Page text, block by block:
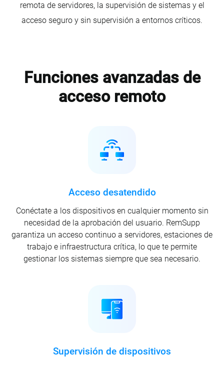
remota de servidores, la supervisión de sistemas y el
acceso seguro y sin supervisión a entornos críticos.
Funciones avanzadas de
acceso remoto
Acceso desatendido
Conéctate a los dispositivos en cualquier momento sin
necesidad de la aprobación del usuario. RemSupp
garantiza un acceso continuo a servidores, estaciones de
trabajo e infraestructura crítica, lo que te permite
gestionar los sistemas siempre que sea necesario.
Supervisión de dispositivos